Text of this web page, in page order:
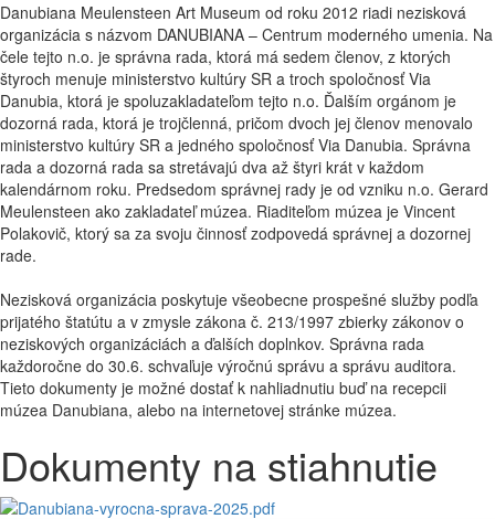
Danubiana Meulensteen Art Museum od roku 2012 riadi nezisková
organizácia s názvom DANUBIANA – Centrum moderného umenia. Na
čele tejto n.o. je správna rada, ktorá má sedem členov, z ktorých
štyroch menuje ministerstvo kultúry SR a troch spoločnosť Via
Danubia, ktorá je spoluzakladateľom tejto n.o. Ďalším orgánom je
dozorná rada, ktorá je trojčlenná, pričom dvoch jej členov menovalo
ministerstvo kultúry SR a jedného spoločnosť Via Danubia. Správna
rada a dozorná rada sa stretávajú dva až štyri krát v každom
kalendárnom roku. Predsedom správnej rady je od vzniku n.o. Gerard
Meulensteen ako zakladateľ múzea. Riaditeľom múzea je Vincent
Polakovič, ktorý sa za svoju činnosť zodpovedá správnej a dozornej
rade.
Nezisková organizácia poskytuje všeobecne prospešné služby podľa
prijatého štatútu a v zmysle zákona č. 213/1997 zbierky zákonov o
neziskových organizáciách a ďalších doplnkov. Správna rada
každoročne do 30.6. schvaľuje výročnú správu a správu auditora.
Tieto dokumenty je možné dostať k nahliadnutiu buď na recepcii
múzea Danubiana, alebo na internetovej stránke múzea.
Dokumenty na stiahnutie